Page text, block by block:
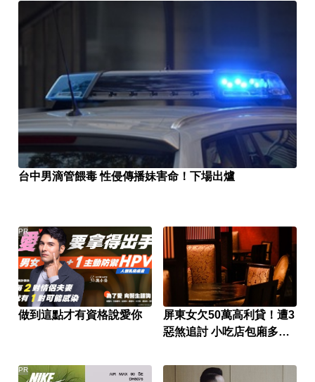
台中男滴管餵毒 性侵傳播妹害命！下場出爐
做到這點才有資格說愛你
PR
屏東女欠50萬高利貸！遭3
惡煞追討 小吃店包廂多次
PR